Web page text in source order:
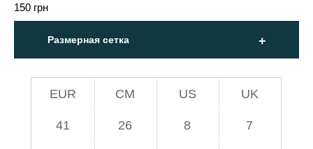
150 грн
Размерная сетка
EUR СМ US UK
41 26 8 7